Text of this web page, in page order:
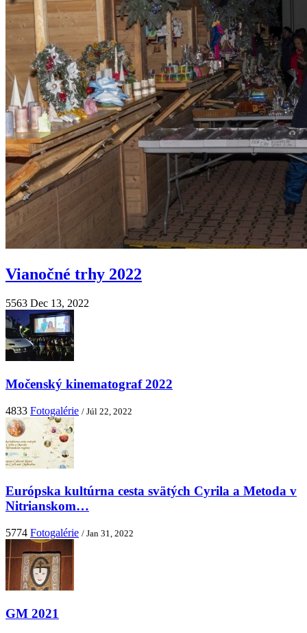
Vianočné trhy 2022
5563 Dec 13, 2022
Močenský kinematograf 2022
4833 Fotogalérie / Júl 22, 2022
Európska kultúrna cesta svätých Cyrila a Metoda v
Nitrianskom…
5774 Fotogalérie / Jan 31, 2022
GM 2021